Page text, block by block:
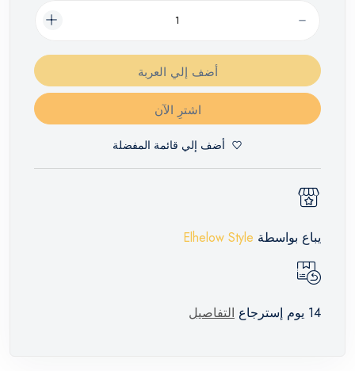
أضف إلي العربة
اشترِ الآن
أضف إلي قائمة المفضلة
يباع بواسطة Elhelow Style
14 يوم إسترجاع التفاصيل